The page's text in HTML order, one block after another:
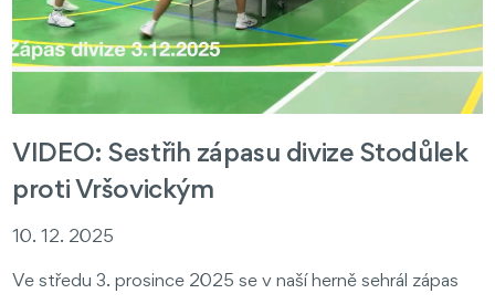
VIDEO: Sestřih zápasu divize Stodůlek
proti Vršovickým
10. 12. 2025
Ve středu 3. prosince 2025 se v naší herně sehrál zápas